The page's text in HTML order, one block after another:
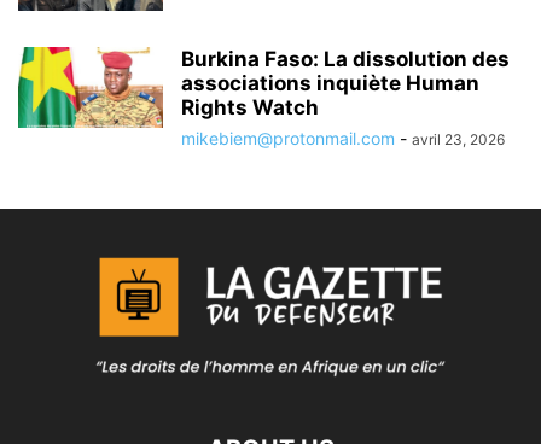
Burkina Faso: La dissolution des
associations inquiète Human
Rights Watch
mikebiem@protonmail.com - avril 23, 2026